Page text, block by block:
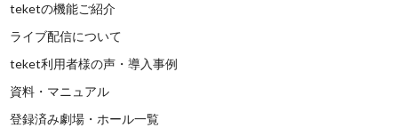
teketの機能ご紹介
ライブ配信について
teket利用者様の声・導入事例
資料・マニュアル
登録済み劇場・ホール一覧